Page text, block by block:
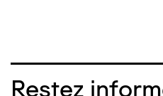
Restez